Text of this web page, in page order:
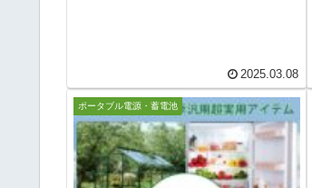
2025.03.08
ポータブル電源・蓄電池